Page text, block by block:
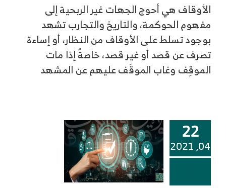
الأوقاف هي أحوج الجهات غير الربحية إلى
مفهوم الحوكمة، والتاريخ والتجارب تشهد
بوجود تسلط على الأوقاف من النظار، أو إساءة
تصرف عن قصد أو غير قصد، خاصةً إذا مات
الموقِف وغاب الموقَف عليهم عن المشهد
22
04, 2021